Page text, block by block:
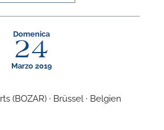
Domenica
24
Marzo 2019
(BOZAR) · Brüssel · Belgien